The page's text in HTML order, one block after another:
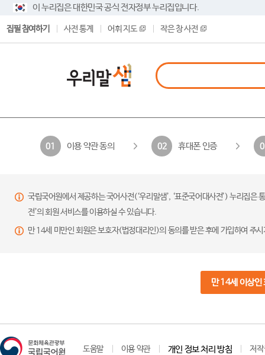
이 누리집은 대한민국 공식 전자정부 누리집입니다.
집필 참여하기 사전 통계 어휘 지도 작은 창 사전
01 이용 약관 동의 02 휴대폰 인증
국립국어원에서 제공하는 국어사전(‘우리말샘’, ‘표준국어대사전’) 누리집
전’의 회원 서비스를 이용하실 수 있습니다.
만 14세 미만인 회원은 보호자(법정대리인)의 동의를 받은 후에 가입하여 주
만 14세 이상인
도움말 이용 약관 개인 정보 처리 방침 저